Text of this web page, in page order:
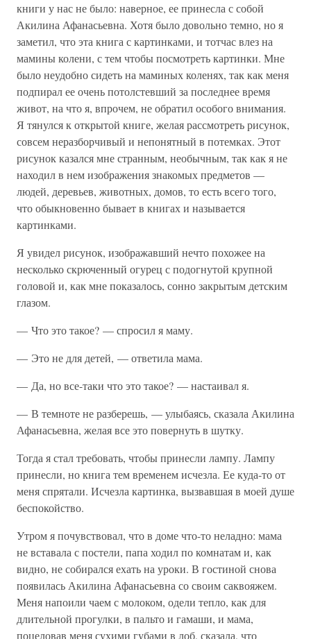
книги у нас не было: наверное, ее принесла с собой
Акилина Афанасьевна. Хотя было довольно темно, но я
заметил, что эта книга с картинками, и тотчас влез на
мамины колени, с тем чтобы посмотреть картинки. Мне
было неудобно сидеть на маминых коленях, так как меня
подпирал ее очень потолстевший за последнее время
живот, на что я, впрочем, не обратил особого внимания.
Я тянулся к открытой книге, желая рассмотреть рисунок,
совсем неразборчивый и непонятный в потемках. Этот
рисунок казался мне странным, необычным, так как я не
находил в нем изображения знакомых предметов —
людей, деревьев, животных, домов, то есть всего того,
что обыкновенно бывает в книгах и называется
картинками.
Я увидел рисунок, изображавший нечто похожее на
несколько скрюченный огурец с подогнутой крупной
головой и, как мне показалось, сонно закрытым детским
глазом.
— Что это такое? — спросил я маму.
— Это не для детей, — ответила мама.
— Да, но все-таки что это такое? — настаивал я.
— В темноте не разберешь, — улыбаясь, сказала Акилина
Афанасьевна, желая все это повернуть в шутку.
Тогда я стал требовать, чтобы принесли лампу. Лампу
принесли, но книга тем временем исчезла. Ее куда-то от
меня спрятали. Исчезла картинка, вызвавшая в моей душе
беспокойство.
Утром я почувствовал, что в доме что-то неладно: мама
не вставала с постели, папа ходил по комнатам и, как
видно, не собирался ехать на уроки. В гостиной снова
появилась Акилина Афанасьевна со своим саквояжем.
Меня напоили чаем с молоком, одели тепло, как для
длительной прогулки, в пальто и гамаши, и мама,
поцеловав меня сухими губами в лоб, сказала, что